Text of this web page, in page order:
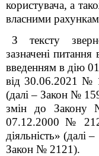
користувача, а
власними
З тексту
зазначені
введенням в дію
від 30.06.2021 №
(далі – Закон №
змін до Закону
07.12.2000 №
діяльність» (далі –
Закон № 2121).